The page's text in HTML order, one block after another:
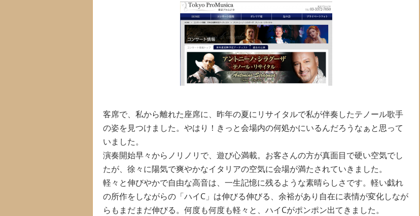
客席で、私から離れた座席に、昨年の夏にリサイタルで私が伴奏したテノール歌手
の姿を見つけました。やはり！きっと会場内の何処かにいるんだろうなぁと思って
いました。
演奏開始早々からノリノリで、遊び心満載。お客さんの方が真面目で硬い空気でし
たが、徐々に陽気で爽やかなイタリアの空気に会場が満たされていきました。
軽々と伸びやかで自由な高音は、一生記憶に残るような素晴らしさです。軽い戯れ
の所作をしながらの「ハイC」は伸びる伸びる、余裕があり自在に表情が変化しなが
らもまだまだ伸びる。何度も何度も軽々と、ハイCがポンポン出てきました。